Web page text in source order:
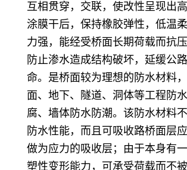
互相贯穿，交联，使改性呈现出高
涂膜干后，保持橡胶弹性，低温
力强，能经受桥面长期荷载而抗
防止渗水造成结构破坏，延缓公
命。是桥面较为理想的防水材料
面、地下、隧道、洞体等工程防
腐、墙体防水防潮。该防水材料
防水性能，而且可吸收路桥面层应
做为应力的吸收层；由于本身有
塑性变形能力，可承受荷载而不